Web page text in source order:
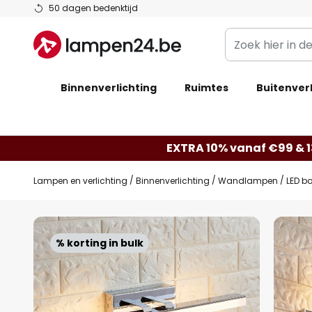
50 dagen bedenktijd
Ga
de
inhoud
Zoek
hier
de
Binnenverlichting Ruimtes
EXTRA 10% vanaf €99 &
Lampen en verlichting Binnenverlichting Wandlampen LED
% korting in bulk
Ga
naar
het
einde
van